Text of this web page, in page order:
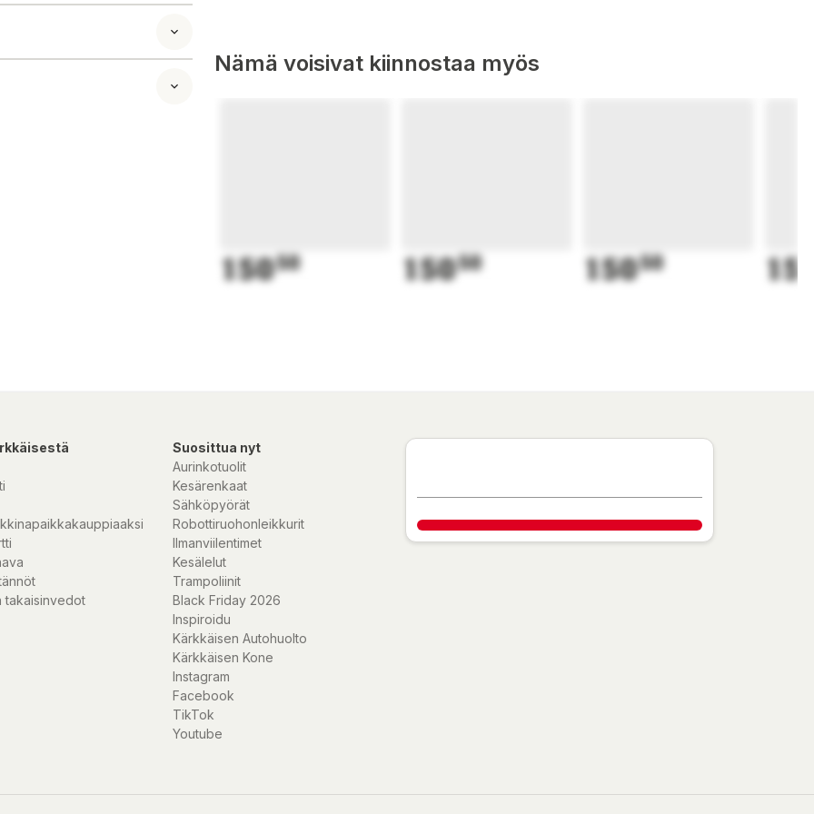
guarkumi
ger ett
människor
spannmål,
något socker
Natura Medias
i Raisio,
Nämä voisivat kiinnostaa myös
15050 15050 15050
takaisinvedot
Suosittua nyt
Aurinkotuolit
Kesärenkaat
Sähköpyörät
Robottiruohonleikkurit
Ilmanviilentimet
Kesälelut
Trampoliinit
Black Friday 2026
Inspiroidu
Kärkkäisen Autohuolto
Kärkkäisen Kone
Instagram
Facebook
TikTok
Youtube